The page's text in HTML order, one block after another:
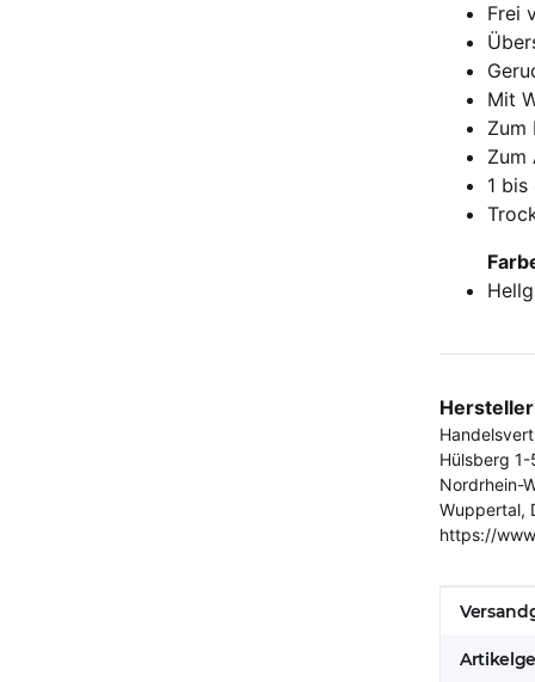
Frei
Mit
Zum
Zum
1
Hülsberg 1-
Nordrhein-
Wuppertal,
https://
Wert